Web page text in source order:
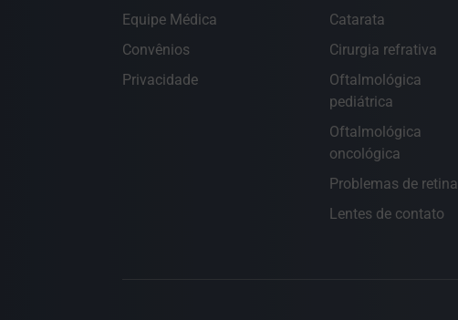
Equipe Médica
Convênios
Privacidade
Catarata
Cirurgia refrativa
Oftalmológica
pediátrica
Oftalmológica
oncológica
Problemas de retina
Lentes de contato